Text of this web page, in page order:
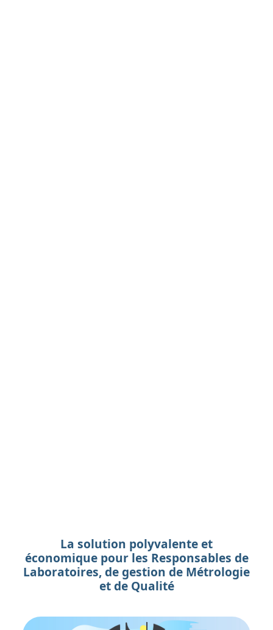
La solution polyvalente et
économique pour les Responsables de
Laboratoires, de gestion de Métrologie
et de Qualité